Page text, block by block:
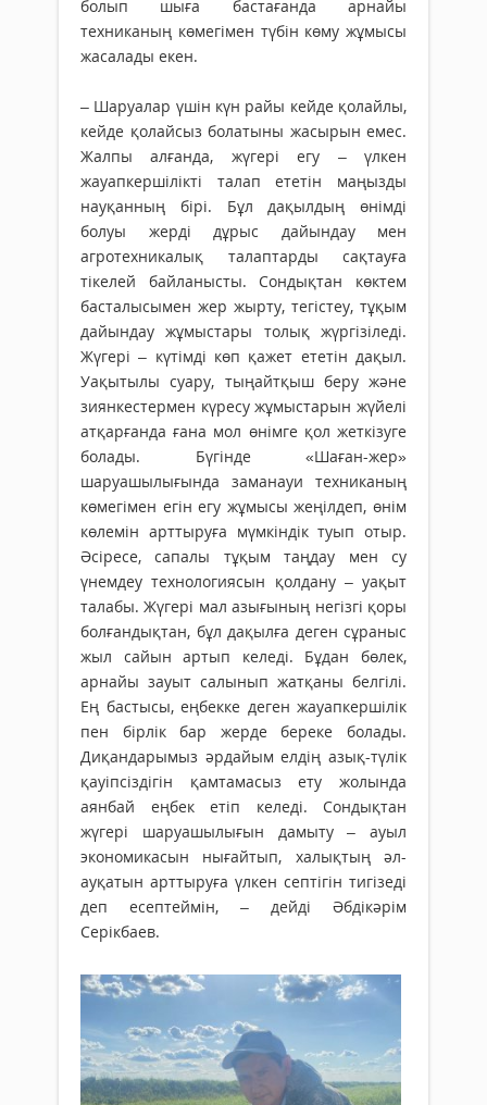
болып шыға бастағанда арнайы
техниканың көмегімен түбін көму жұмысы
жасалады екен.
– Шаруалар үшін күн райы кейде қолайлы,
кейде қолайсыз болатыны жасырын емес.
Жалпы алғанда, жүгері егу – үлкен
жауапкершілікті талап ететін маңызды
науқанның бірі. Бұл дақылдың өнімді
болуы жерді дұрыс дайындау мен
агротехникалық талаптарды сақтауға
тікелей байланысты. Сондықтан көктем
басталысымен жер жырту, тегістеу, тұқым
дайындау жұмыстары толық жүргізіледі.
Жүгері – күтімді көп қажет ететін дақыл.
Уақытылы суару, тыңайтқыш беру және
зиянкестермен күресу жұмыстарын жүйелі
атқарғанда ғана мол өнімге қол жеткізуге
болады. Бүгінде «Шаған-жер»
шаруашылығында заманауи техниканың
көмегімен егін егу жұмысы жеңілдеп, өнім
көлемін арттыруға мүмкіндік туып отыр.
Әсіресе, сапалы тұқым таңдау мен су
үнемдеу технологиясын қолдану – уақыт
талабы. Жүгері мал азығының негізгі қоры
болғандықтан, бұл дақылға деген сұраныс
жыл сайын артып келеді. Бұдан бөлек,
арнайы зауыт салынып жатқаны белгілі.
Ең бастысы, еңбекке деген жауапкершілік
пен бірлік бар жерде береке болады.
Диқандарымыз әрдайым елдің азық-түлік
қауіпсіздігін қамтамасыз ету жолында
аянбай еңбек етіп келеді. Сондықтан
жүгері шаруашылығын дамыту – ауыл
экономикасын нығайтып, халықтың әл-
ауқатын арттыруға үлкен септігін тигізеді
деп есептеймін, – дейді Әбдікәрім
Серікбаев.